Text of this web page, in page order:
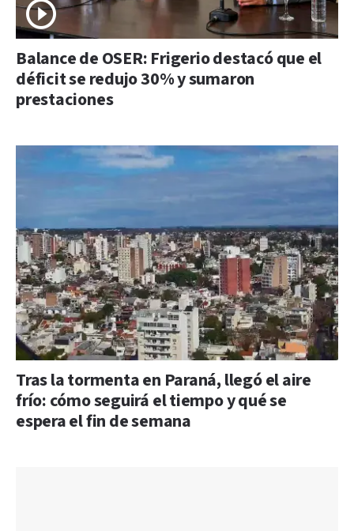
Balance de OSER: Frigerio destacó que el
déficit se redujo 30% y sumaron
prestaciones
Tras la tormenta en Paraná, llegó el aire
frío: cómo seguirá el tiempo y qué se
espera el fin de semana